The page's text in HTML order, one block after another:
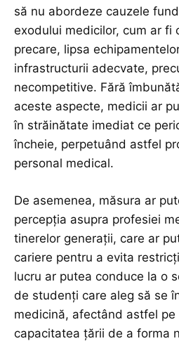
să nu abordeze cauzele
exodului medicilor, cum ar fi
precare, lipsa
infrastructurii adecvate,
necompetitive. Fără
aceste aspecte, medicii ar
în străinătate imediat ce
încheie, perpetuând astfel
personal medical.
De asemenea, măsura ar
percepția asupra profesiei
tinerelor generații, care ar
cariere pentru a evita
lucru ar putea conduce la o
de studenți care aleg să se
medicină, afectând astfel pe
capacitatea țării de a forma